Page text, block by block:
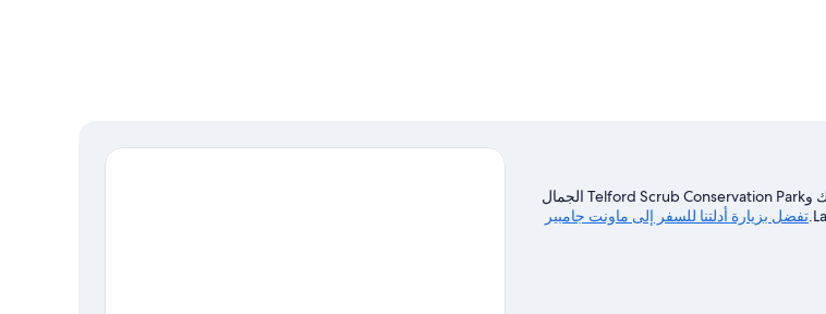
تقع ذا كومدور بمدينة ماونت جامبير وهي بالقرب من المطار. يعكس كل من محمية بلو ليك وTelford Scrub Conservation Park الجمال
تفضل بزيارة أدلتنا للسفر إلى ماونت جامبير